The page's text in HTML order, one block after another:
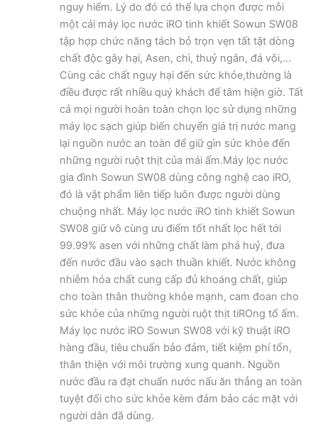
nguy hiểm. Lý do đó có thể lựa chọn được mỗi
một cái máy lọc nước iRO tinh khiết Sowun SW08
tập hợp chức năng tách bỏ trọn vẹn tất tật dòng
chất độc gây hại, Asen, chì, thuỷ ngân, đá vôi,…
Cùng các chất nguy hại đến sức khỏe,thường là
điều được rất nhiều quý khách để tâm hiện giờ. Tất
cả mọi người hoàn toàn chọn lọc sử dụng những
máy lọc sạch giúp biến chuyển giá trị nước mang
lại nguồn nước an toàn để giữ gìn sức khỏe đến
những người ruột thịt của mái ấm.Máy lọc nước
gia đình Sowun SW08 dùng công nghệ cao iRO,
đó là vật phẩm liên tiếp luôn được người dùng
chuộng nhất. Máy lọc nước iRO tinh khiết Sowun
SW08 giữ vô cùng ưu điểm tốt nhất lọc hết tới
99.99% asen với những chất làm phá huỷ, đưa
đến nước đầu vào sạch thuần khiết. Nước không
nhiễm hóa chất cung cấp đủ khoáng chất, giúp
cho toàn thân thường khỏe mạnh, cam đoan cho
sức khỏe của những người ruột thịt tiROng tổ ấm.
Máy lọc nước iRO Sowun SW08 với kỹ thuật iRO
hàng đầu, tiêu chuẩn bảo đảm, tiết kiệm phí tổn,
thân thiện với môi trường xung quanh. Nguồn
nước đầu ra đạt chuẩn nước nấu ăn thẳng an toàn
tuyệt đối cho sức khỏe kèm đảm bảo các mặt với
người dân đã dùng.